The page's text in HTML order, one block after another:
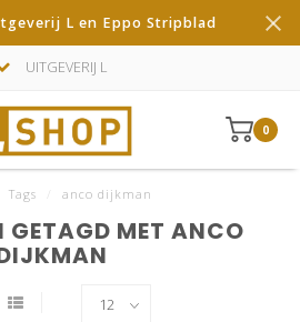
L en Eppo Stripblad
UITGEVERIJ L
0
Tags anco dijkman
GETAGD MET ANCO